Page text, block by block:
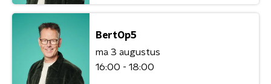
BertOp5
ma 3 augustus
16:00 - 18:00